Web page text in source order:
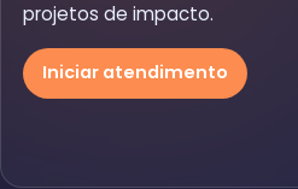
projetos de impacto.
Iniciar atendimento